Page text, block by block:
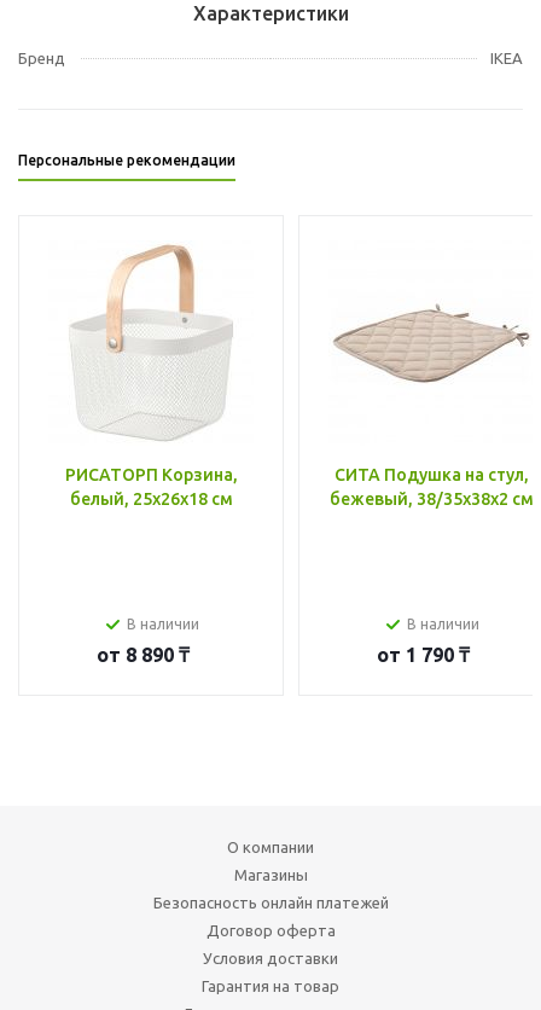
Характеристики
Бренд IKEA
Персональные рекомендации
РИСАТОРП Корзина,
белый, 25x26x18 см
В наличии
от 8 890 ₸
СИТА Подушка на стул,
бежевый, 38/35x38x2 см
В наличии
от 1 790 ₸
О компании
Магазины
Безопасность онлайн платежей
Договор оферта
Условия доставки
Гарантия на товар